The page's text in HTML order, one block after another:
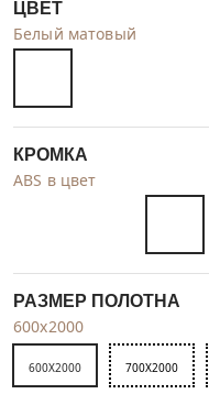
ЦВЕТ
Белый матовый
КРОМКА
ABS в цвет
РАЗМЕР ПОЛОТНА
600x2000
600X2000 700X2000